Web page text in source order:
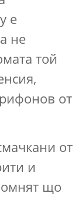
е
не
той
от
от
и
що